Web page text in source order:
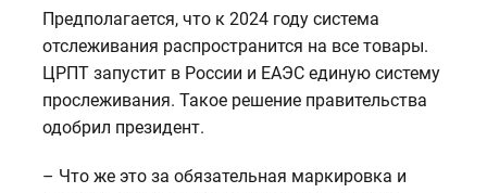
Предполагается, что к 2024 году система
отслеживания распространится на все товары.
ЦРПТ запустит в России и ЕАЭС единую систему
прослеживания. Такое решение правительства
одобрил президент.
– Что же это за обязательная маркировка и